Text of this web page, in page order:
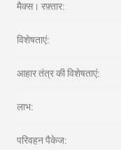
मैक्स। रफ़्तार:
विशेषताएं:
आहार तंत्र की विशेषताएं:
लाभ:
परिवहन पैकेज: